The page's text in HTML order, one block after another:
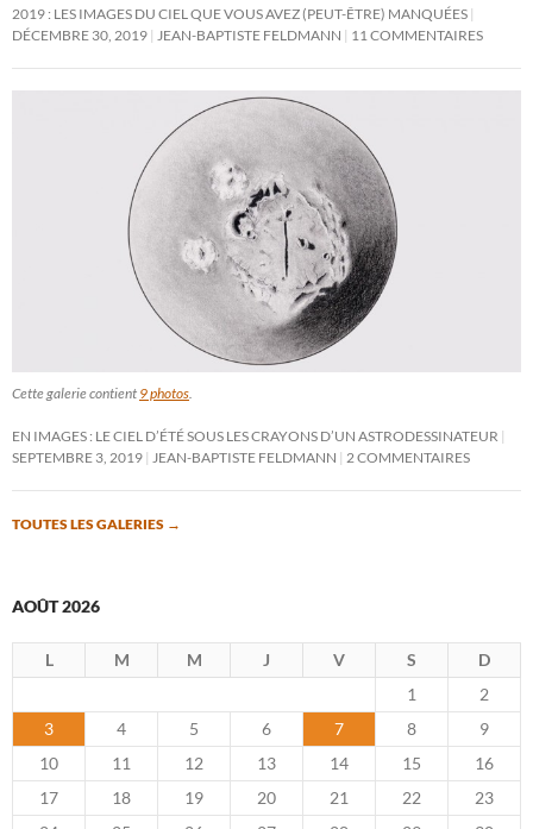
2019 : LES IMAGES DU CIEL QUE VOUS AVEZ (PEUT-ÊTRE) MANQUÉES
DÉCEMBRE 30, 2019 JEAN-BAPTISTE FELDMANN 11 COMMENTAIRES
Cette galerie contient 9 photos.
EN IMAGES : LE CIEL D’ÉTÉ SOUS LES CRAYONS D’UN ASTRODESSINATEUR
SEPTEMBRE 3, 2019 JEAN-BAPTISTE FELDMANN 2 COMMENTAIRES
TOUTES LES GALERIES →
AOÛT 2026
L M M J V S
D
1
2
3
4 5 6 7 8
9
10
11 12 13 14 15
16
17
18 19 20 21 22
23